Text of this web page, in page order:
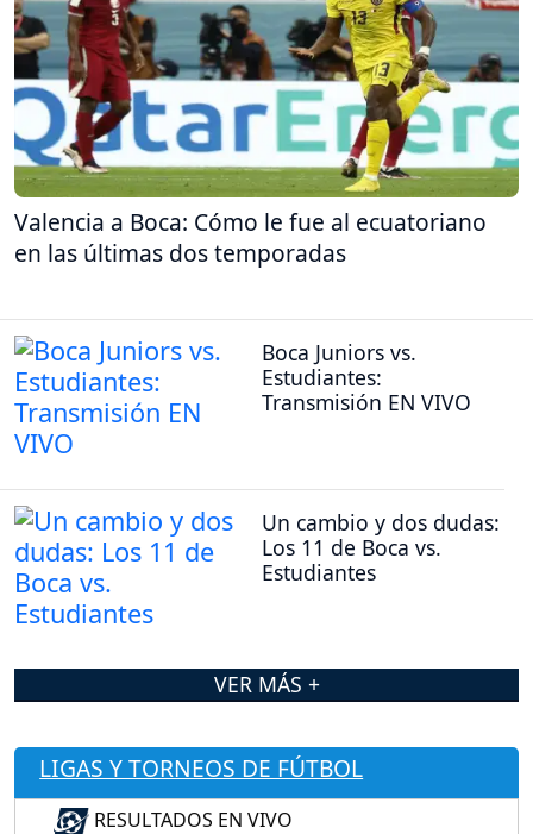
Valencia a Boca: Cómo le fue al ecuatoriano
en las últimas dos temporadas
Boca Juniors vs.
Estudiantes:
Transmisión EN VIVO
Un cambio y dos dudas:
Los 11 de Boca vs.
Estudiantes
VER MÁS +
LIGAS Y TORNEOS DE FÚTBOL
RESULTADOS EN VIVO